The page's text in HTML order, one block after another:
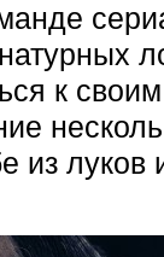
к
из луков